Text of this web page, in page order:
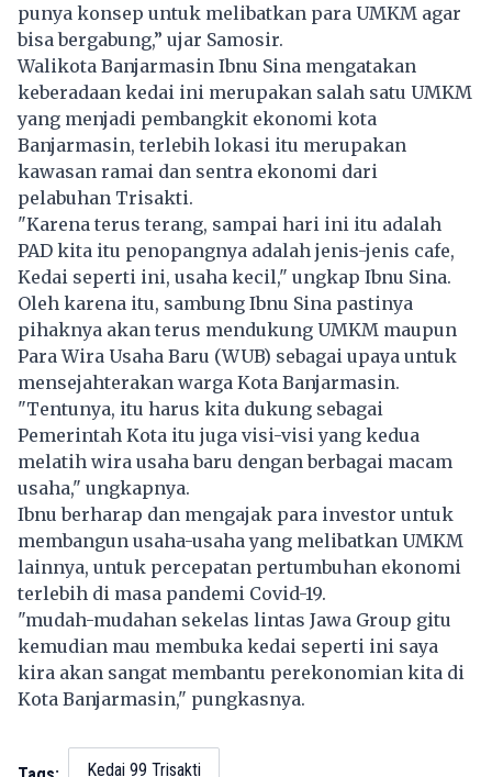
punya konsep untuk melibatkan para UMKM agar
bisa bergabung,” ujar Samosir.
Walikota Banjarmasin Ibnu Sina mengatakan
keberadaan kedai ini merupakan salah satu UMKM
yang menjadi pembangkit ekonomi kota
Banjarmasin, terlebih lokasi itu merupakan
kawasan ramai dan sentra ekonomi dari
pelabuhan Trisakti.
"Karena terus terang, sampai hari ini itu adalah
PAD kita itu penopangnya adalah jenis-jenis cafe,
Kedai seperti ini, usaha kecil," ungkap Ibnu Sina.
Oleh karena itu, sambung Ibnu Sina pastinya
pihaknya akan terus mendukung UMKM maupun
Para Wira Usaha Baru (WUB) sebagai upaya untuk
mensejahterakan warga Kota Banjarmasin.
"Tentunya, itu harus kita dukung sebagai
Pemerintah Kota itu juga visi-visi yang kedua
melatih wira usaha baru dengan berbagai macam
usaha," ungkapnya.
Ibnu berharap dan mengajak para investor untuk
membangun usaha-usaha yang melibatkan UMKM
lainnya, untuk percepatan pertumbuhan ekonomi
terlebih di masa pandemi Covid-19.
"mudah-mudahan sekelas lintas Jawa Group gitu
kemudian mau membuka kedai seperti ini saya
kira akan sangat membantu perekonomian kita di
Kota Banjarmasin," pungkasnya.
Kedai 99 Trisakti